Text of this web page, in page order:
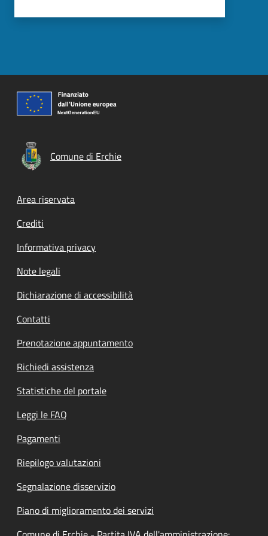
Comune di Erchie
Footer menu
Area riservata
Crediti
Informativa privacy
Note legali
Dichiarazione di accessibilità
Contatti
Prenotazione appuntamento
Richiedi assistenza
Statistiche del portale
Leggi le FAQ
Pagamenti
Riepilogo valutazioni
Segnalazione disservizio
Piano di miglioramento dei servizi